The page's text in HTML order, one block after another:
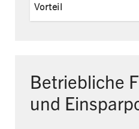
Vorteil
Betriebliche
und